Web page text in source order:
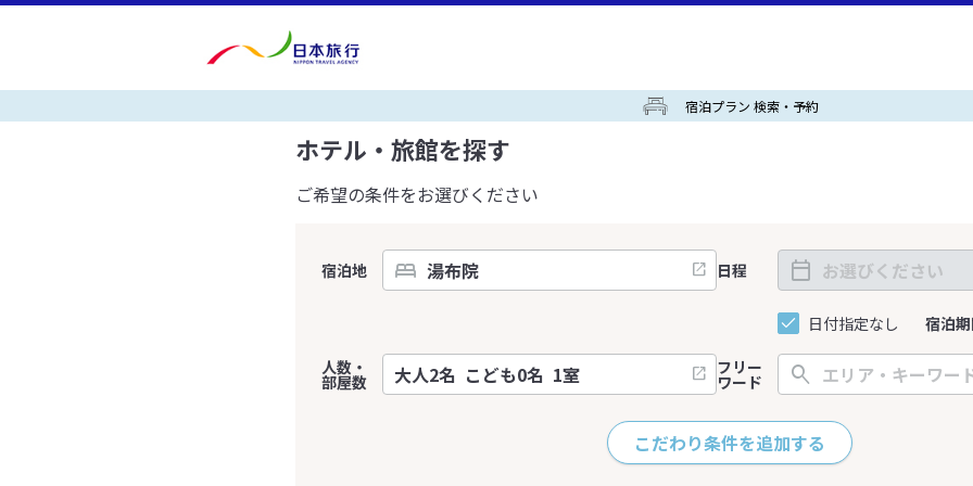
宿泊プラン 検索・予約
ホテル・旅館を探す
ご希望の条件をお選びください
宿泊地 日程
日付指定なし 宿泊
人数・
部屋数
フリー
ワード
こだわり条件を追加する